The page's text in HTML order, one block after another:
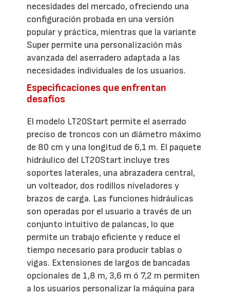
necesidades del mercado, ofreciendo una
configuración probada en una versión
popular y práctica, mientras que la variante
Super permite una personalización más
avanzada del aserradero adaptada a las
necesidades individuales de los usuarios.
Especificaciones que enfrentan
desafíos
El modelo LT20Start permite el aserrado
preciso de troncos con un diámetro máximo
de 80 cm y una longitud de 6,1 m. El paquete
hidráulico del LT20Start incluye tres
soportes laterales, una abrazadera central,
un volteador, dos rodillos niveladores y
brazos de carga. Las funciones hidráulicas
son operadas por el usuario a través de un
conjunto intuitivo de palancas, lo que
permite un trabajo eficiente y reduce el
tiempo necesario para producir tablas o
vigas. Extensiones de largos de bancadas
opcionales de 1,8 m, 3,6 m ó 7,2 m permiten
a los usuarios personalizar la máquina para